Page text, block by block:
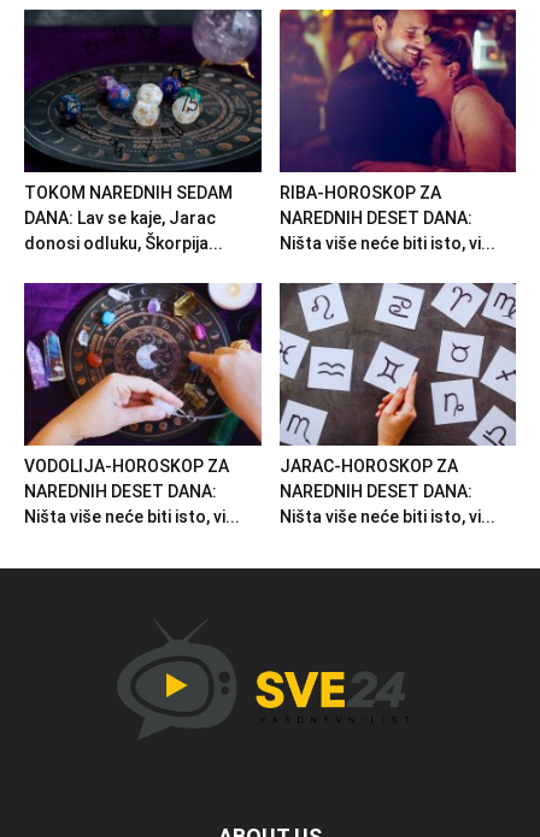
TOKOM NAREDNIH SEDAM
DANA: Lav se kaje, Jarac
donosi odluku, Škorpija...
RIBA-HOROSKOP ZA
NAREDNIH DESET DANA:
Ništa više neće biti isto, vi...
VODOLIJA-HOROSKOP ZA
NAREDNIH DESET DANA:
Ništa više neće biti isto, vi...
JARAC-HOROSKOP ZA
NAREDNIH DESET DANA:
Ništa više neće biti isto, vi...